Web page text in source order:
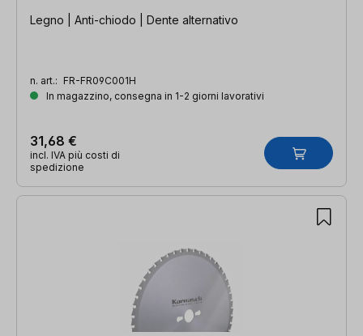
Legno | Anti-chiodo | Dente alternativo
n. art.: FR-FR09C001H
In magazzino, consegna in 1-2 giorni lavorativi
31,68 €
incl. IVA più costi di
spedizione